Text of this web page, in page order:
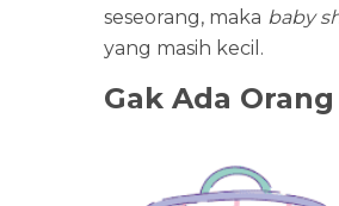
seseorang, maka baby
yang masih kecil.
Gak Ada